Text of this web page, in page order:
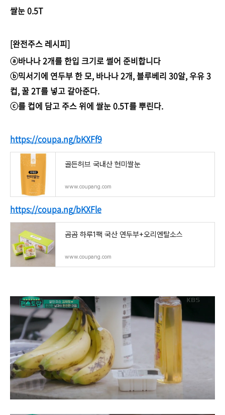
쌀눈 0.5T
[완전주스 레시피]
ⓐ바나나 2개를 한입 크기로 썰어 준비합니다
ⓑ믹서기에 연두부 한 모, 바나나 2개, 블루베리 30알, 우유 3
컵, 꿀 2T를 넣고 갈아준다.
ⓒ를 컵에 담고 주스 위에 쌀눈 0.5T를 뿌린다.
https://coupa.ng/bKXFf9
골든허브 국내산 현미쌀눈
www.coupang.com
https://coupa.ng/bKXFle
곰곰 하루1팩 국산 연두부+오리엔탈소스
www.coupang.com